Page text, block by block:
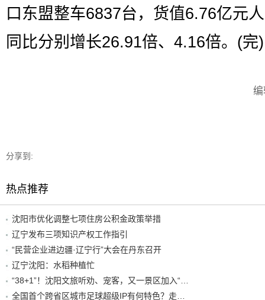
口东盟整车6837台，货值6.76亿元
同比分别增长26.91倍、4.16倍。(完)
分享到:
热点推荐
沈阳市优化调整七项住房公积金政策举措
辽宁发布三项知识产权工作指引
“民营企业进边疆·辽宁行”大会在丹东召开
辽宁沈阳：水稻种植忙